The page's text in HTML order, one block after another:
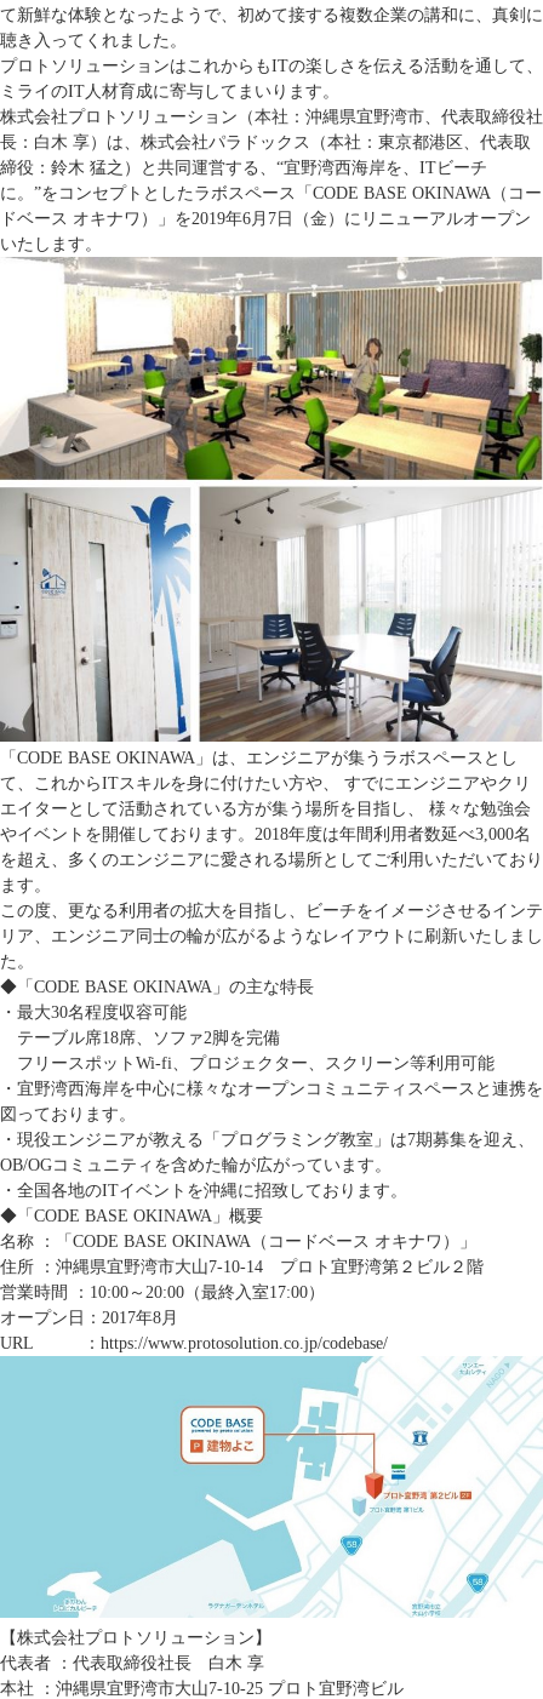
て新鮮な体験となったようで、初めて接する複数企業の講和に、真剣に
聴き入ってくれました。
プロトソリューションはこれからもITの楽しさを伝える活動を通して、
ミライのIT人材育成に寄与してまいります。
株式会社プロトソリューション（本社：沖縄県宜野湾市、代表取締役社
長：白木 享）は、株式会社パラドックス（本社：東京都港区、代表取
締役：鈴木 猛之）と共同運営する、“宜野湾西海岸を、ITビーチ
に。”をコンセプトとしたラボスペース「CODE BASE OKINAWA（コー
ドベース オキナワ）」を2019年6月7日（金）にリニューアルオープン
いたします。
「CODE BASE OKINAWA」は、エンジニアが集うラボスペースとし
て、これからITスキルを身に付けたい方や、 すでにエンジニアやクリ
エイターとして活動されている方が集う場所を目指し、 様々な勉強会
やイベントを開催しております。2018年度は年間利用者数延べ3,000名
を超え、多くのエンジニアに愛される場所としてご利用いただいており
ます。
この度、更なる利用者の拡大を目指し、ビーチをイメージさせるインテ
リア、エンジニア同士の輪が広がるようなレイアウトに刷新いたしまし
た。
◆「CODE BASE OKINAWA」の主な特長
・最大30名程度収容可能
テーブル席18席、ソファ2脚を完備
フリースポットWi-fi、プロジェクター、スクリーン等利用可能
・宜野湾西海岸を中心に様々なオープンコミュニティスペースと連携を
図っております。
・現役エンジニアが教える「プログラミング教室」は7期募集を迎え、
OB/OGコミュニティを含めた輪が広がっています。
・全国各地のITイベントを沖縄に招致しております。
◆「CODE BASE OKINAWA」概要
名称 ：「CODE BASE OKINAWA（コードベース オキナワ）」
住所 ：沖縄県宜野湾市大山7-10-14 プロト宜野湾第２ビル２階
営業時間 ：10:00～20:00（最終入室17:00）
オープン日：2017年8月
URL ： https://www.protosolution.co.jp/codebase/
【株式会社プロトソリューション】
代表者 ：代表取締役社長 白木 享
本社 ：沖縄県宜野湾市大山7-10-25 プロト宜野湾ビル